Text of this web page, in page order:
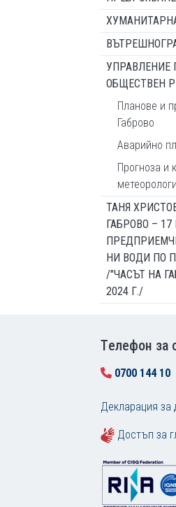
УПРАВЛЕНИЕ
ОБЩЕСТВЕН
Планове и
Габрово
Аварийно
Прогноза и
ТАНЯ
ГАБРОВО – 17
НИ ВОДИ ПО
/"ЧАСЪТ НА
2024 Г./
Tелефон за
0700 144 10
Декларация за
Достъп за